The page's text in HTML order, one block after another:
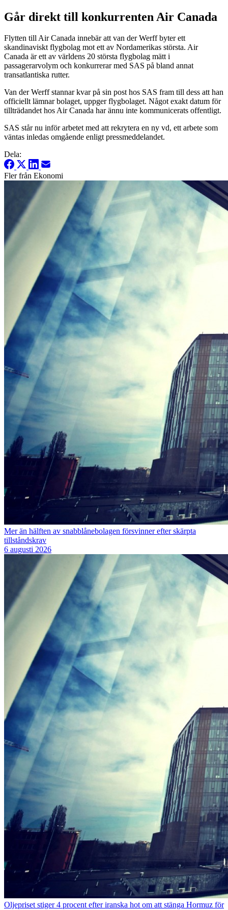
Går direkt till konkurrenten Air Canada
Flytten till Air Canada innebär att van der Werff byter ett
skandinaviskt flygbolag mot ett av Nordamerikas största. Air
Canada är ett av världens 20 största flygbolag mätt i
passagerarvolym och konkurrerar med SAS på bland annat
transatlantiska rutter.
Van der Werff stannar kvar på sin post hos SAS fram till dess att han
officiellt lämnar bolaget, uppger flygbolaget. Något exakt datum för
tillträdandet hos Air Canada har ännu inte kommunicerats offentligt.
SAS står nu inför arbetet med att rekrytera en ny vd, ett arbete som
väntas inledas omgående enligt pressmeddelandet.
Dela:
Fler från Ekonomi
Mer än hälften av snabblånebolagen försvinner efter skärpta
tillståndskrav
6 augusti 2026
Oljepriset stiger 4 procent efter iranska hot om att stänga Hormuz för